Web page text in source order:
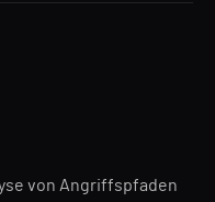
von Angriffspfaden